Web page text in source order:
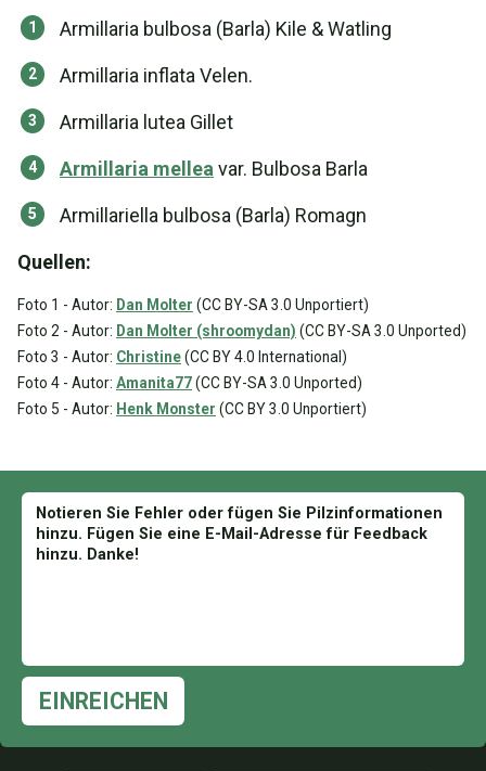
Armillaria bulbosa (Barla) Kile & Watling
Armillaria inflata Velen.
Armillaria lutea Gillet
Armillaria mellea var. Bulbosa Barla
Armillariella bulbosa (Barla) Romagn
Quellen:
Foto 1 - Autor: Dan Molter (CC BY-SA 3.0 Unportiert)
Foto 2 - Autor: Dan Molter (shroomydan) (CC BY-SA 3.0 Unported)
Foto 3 - Autor: Christine(CC BY 4.0 International)
Foto 4 - Autor: Amanita77(CC BY-SA 3.0 Unported)
Foto 5 - Autor: Henk Monster (CC BY 3.0 Unportiert)
EINREICHEN